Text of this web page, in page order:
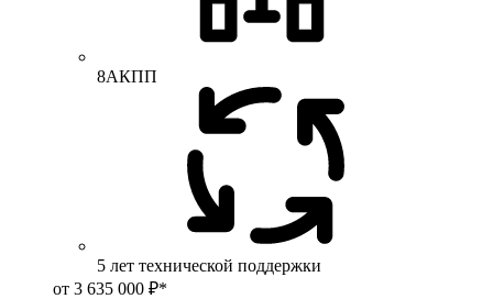
8АКПП
5 лет технической поддержки
от 3 635 000 ₽*